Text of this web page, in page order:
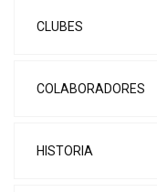
CLUBES
COLABORADORES
HISTORIA